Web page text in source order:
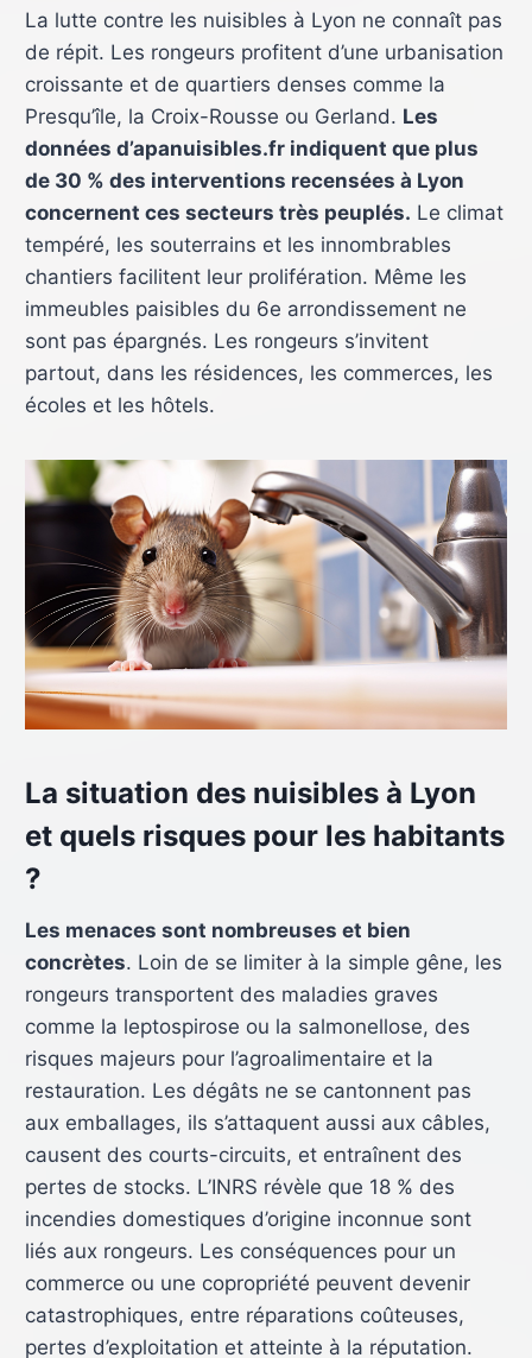
La lutte contre les nuisibles à Lyon ne connaît pas
de répit. Les rongeurs profitent d’une urbanisation
croissante et de quartiers denses comme la
Presqu’île, la Croix-Rousse ou Gerland. Les
données d’apanuisibles.fr indiquent que plus
de 30 % des interventions recensées à Lyon
concernent ces secteurs très peuplés. Le climat
tempéré, les souterrains et les innombrables
chantiers facilitent leur prolifération. Même les
immeubles paisibles du 6e arrondissement ne
sont pas épargnés. Les rongeurs s’invitent
partout, dans les résidences, les commerces, les
écoles et les hôtels.
La situation des nuisibles à Lyon
et quels risques pour les habitants
?
Les menaces sont nombreuses et bien
concrètes. Loin de se limiter à la simple gêne, les
rongeurs transportent des maladies graves
comme la leptospirose ou la salmonellose, des
risques majeurs pour l’agroalimentaire et la
restauration. Les dégâts ne se cantonnent pas
aux emballages, ils s’attaquent aussi aux câbles,
causent des courts-circuits, et entraînent des
pertes de stocks. L’INRS révèle que 18 % des
incendies domestiques d’origine inconnue sont
liés aux rongeurs. Les conséquences pour un
commerce ou une copropriété peuvent devenir
catastrophiques, entre réparations coûteuses,
pertes d’exploitation et atteinte à la réputation.